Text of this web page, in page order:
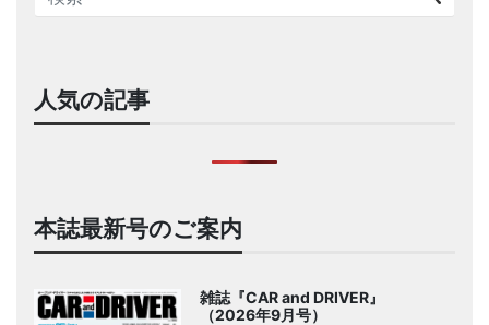
人気の記事
本誌最新号のご案内
雑誌『CAR and DRIVER』
（2026年9月号）